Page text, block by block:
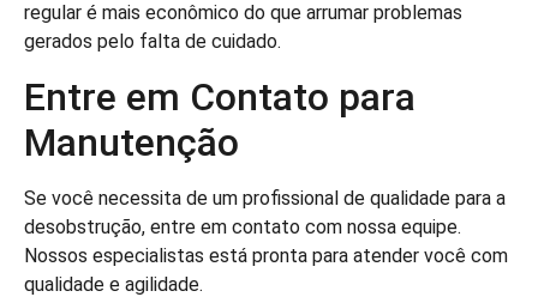
regular é mais econômico do que arrumar problemas
gerados pelo falta de cuidado.
Entre em Contato para
Manutenção
Se você necessita de um profissional de qualidade para a
desobstrução, entre em contato com nossa equipe.
Nossos especialistas está pronta para atender você com
qualidade e agilidade.